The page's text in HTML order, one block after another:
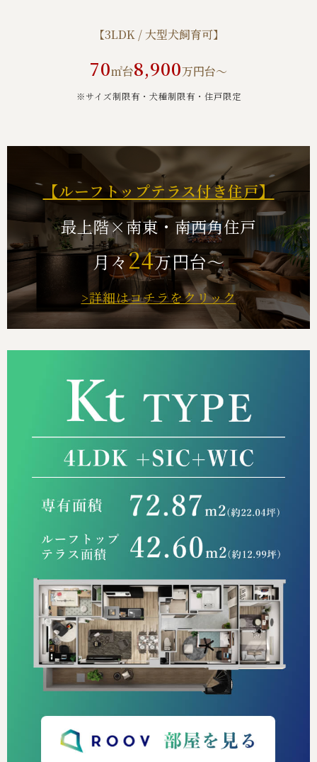
【3LDK / 大型犬飼育可】
70㎡台8,900万円台～
※サイズ制限有・犬種制限有・住⼾限定
【ルーフトップテラス付き住戸】
最上階×南東・南西角住戸
月々24万円台～
>詳細はコチラをクリック